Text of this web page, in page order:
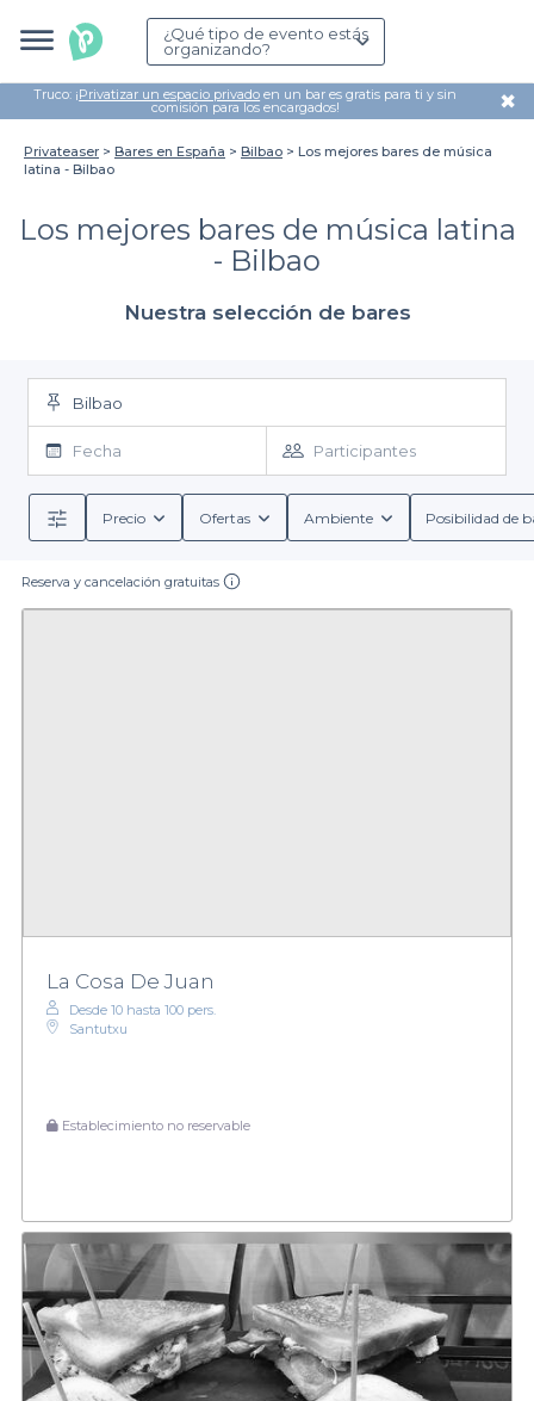
¿Qué tipo de evento estás
organizando?
Truco: ¡Privatizar un espacio privado en un bar es gratis para ti y sin
comisión para los encargados! ✖
Privateaser Bares en España Bilbao
Los mejores bares de música
latina - Bilbao
Los mejores bares de música latina
- Bilbao
Nuestra selección de bares
Bilbao
Fecha Participantes
Precio Ofertas Ambiente Posibilidad de
Reserva y cancelación gratuitas
La Cosa De Juan
Desde 10 hasta 100 pers.
Santutxu
Establecimiento no reservable